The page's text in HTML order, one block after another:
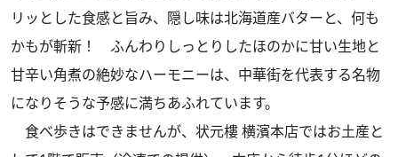
リッとした食感と旨み、隠し味は北海道産バターと、何も
かもが斬新！ ふんわりしっとりしたほのかに甘い生地と
甘辛い角煮の絶妙なハーモニーは、中華街を代表する名物
になりそうな予感に満ちあふれています。
食べ歩きはできませんが、状元樓 横濱本店ではお土産と